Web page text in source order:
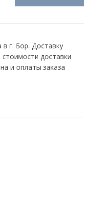
г. Бор. Доставку
доставки
и оплаты заказа